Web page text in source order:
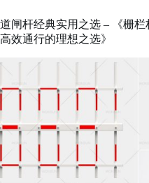
道闸杆经典实用之选 – 《栅
高效通行的理想之选》